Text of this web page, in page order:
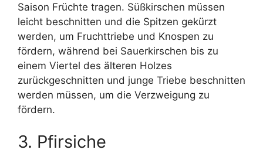
Saison Früchte tragen. Süßkirschen müssen
leicht beschnitten und die Spitzen gekürzt
werden, um Fruchttriebe und Knospen zu
fördern, während bei Sauerkirschen bis zu
einem Viertel des älteren Holzes
zurückgeschnitten und junge Triebe beschnitten
werden müssen, um die Verzweigung zu
fördern.
3. Pfirsiche